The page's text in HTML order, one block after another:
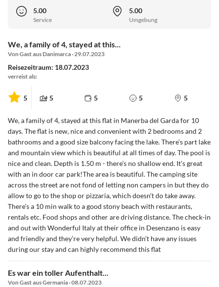
5.00
Service
5.00
Umgebung
We, a family of 4, stayed at this...
Von Gast aus Danimarca · 29.07.2023
Reisezeitraum: 18.07.2023
verreist als:
5 5 5 5 5
We, a family of 4, stayed at this flat in Manerba del Garda for 10
days. The flat is new, nice and convenient with 2 bedrooms and 2
bathrooms and a good size balcony facing the lake. There’s part lake
and mountain view which is beautiful at all times of day. The pool is
nice and clean. Depth is 1.50 m - there’s no shallow end. It’s great
with an in door car park!The area is beautiful. The camping site
across the street are not fond of letting non campers in but they do
allow to go to the shop or pizzaria, which doesn’t do take away.
There’s a 10 min walk to a good stony beach with restaurants,
rentals etc. Food shops and other are driving distance. The check-in
and out with Wonderful Italy at their office in Desenzano is easy
and friendly and they’re very helpful. We didn’t have any issues
during our stay and can highly recommend this flat
Es war ein toller Aufenthalt...
Von Gast aus Germania · 08.07.2023